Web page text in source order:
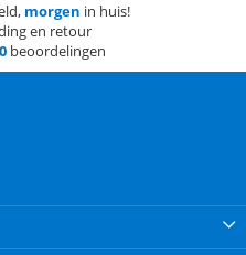
morgen in huis!
en retour
beoordelingen